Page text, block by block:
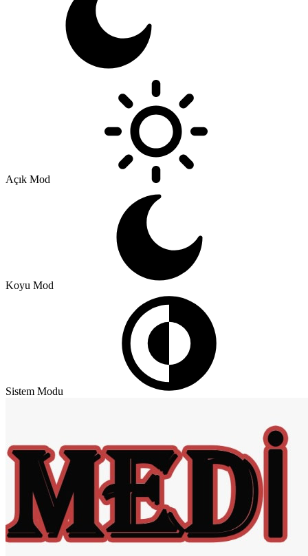
Açık Mod
Koyu Mod
Sistem Modu